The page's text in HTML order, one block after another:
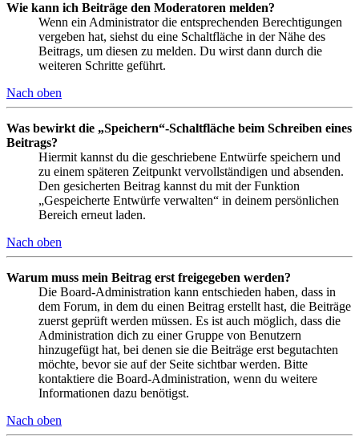
Wie kann ich Beiträge den Moderatoren melden?
Wenn ein Administrator die entsprechenden Berechtigungen
vergeben hat, siehst du eine Schaltfläche in der Nähe des
Beitrags, um diesen zu melden. Du wirst dann durch die
weiteren Schritte geführt.
Nach oben
Was bewirkt die „Speichern“-Schaltfläche beim Schreiben eines
Beitrags?
Hiermit kannst du die geschriebene Entwürfe speichern und
zu einem späteren Zeitpunkt vervollständigen und absenden.
Den gesicherten Beitrag kannst du mit der Funktion
„Gespeicherte Entwürfe verwalten“ in deinem persönlichen
Bereich erneut laden.
Nach oben
Warum muss mein Beitrag erst freigegeben werden?
Die Board-Administration kann entschieden haben, dass in
dem Forum, in dem du einen Beitrag erstellt hast, die Beiträge
zuerst geprüft werden müssen. Es ist auch möglich, dass die
Administration dich zu einer Gruppe von Benutzern
hinzugefügt hat, bei denen sie die Beiträge erst begutachten
möchte, bevor sie auf der Seite sichtbar werden. Bitte
kontaktiere die Board-Administration, wenn du weitere
Informationen dazu benötigst.
Nach oben